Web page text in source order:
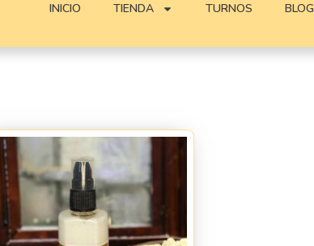
INICIO TIENDA TURNOS BLOG